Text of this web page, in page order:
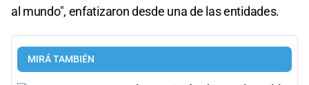
al mundo", enfatizaron desde una de las entidades.
MIRÁ TAMBIÉN